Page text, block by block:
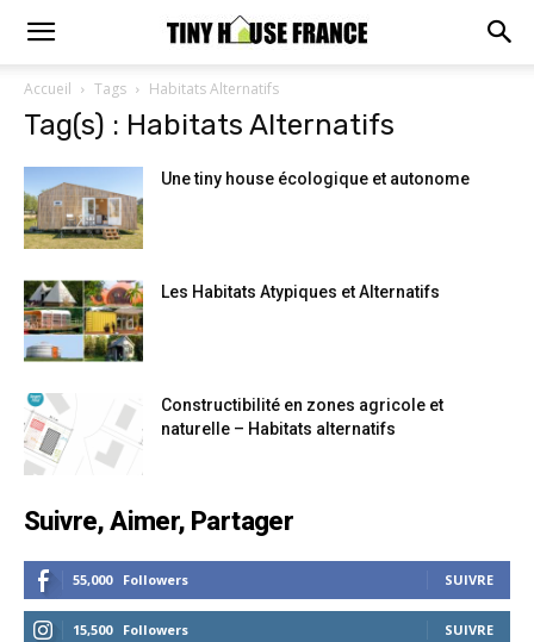
Accueil Tags Habitats Alternatifs
Tag(s) : Habitats Alternatifs
Une tiny house écologique et autonome
Les Habitats Atypiques et Alternatifs
Constructibilité en zones agricole et
naturelle – Habitats alternatifs
Suivre, Aimer, Partager
55,000 Followers SUIVRE
15,500 Followers SUIVRE